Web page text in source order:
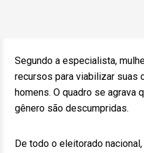
Segundo a especialista,
recursos para viabilizar suas
homens. O quadro se agrava
gênero são descumpridas.
De todo o eleitorado